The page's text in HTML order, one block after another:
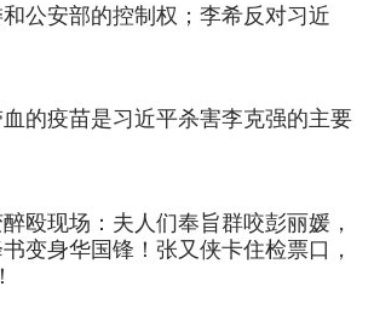
公安部的控制权；李希反对习近
的疫苗是习近平杀害李克强的主要
殴现场：夫人们奉旨群咬彭丽媛，
变身华国锋！张又侠卡住检票口，